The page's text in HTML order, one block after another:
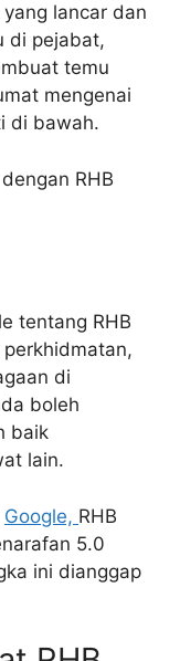
lancar dan
di pejabat,
temu
mengenai
di bawah.
RHB
tentang RHB
di
boleh
baik
lain.
Google, RHB
5.0
ini dianggap